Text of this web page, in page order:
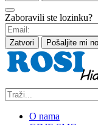
Zaboravili ste lozinku?
Zatvori Pošaljite mi
O nama